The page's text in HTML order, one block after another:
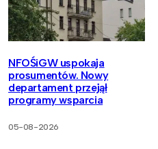
NFOŚiGW uspokaja
prosumentów. Nowy
departament przejął
programy wsparcia
05-08-2026